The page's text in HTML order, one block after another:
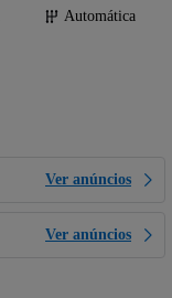
Automática
Ver anúncios
Ver anúncios